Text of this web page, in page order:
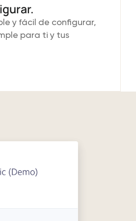
y fácil de configurar,
para ti y tus